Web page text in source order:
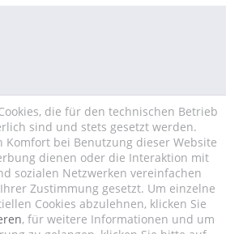
die für den technischen Betrieb
sind und stets gesetzt werden.
Komfort bei Benutzung dieser Website
dienen oder die Interaktion mit
sozialen Netzwerken vereinfachen
Zustimmung gesetzt. Um einzelne
Cookies abzulehnen, klicken Sie
, für weitere Informationen und um